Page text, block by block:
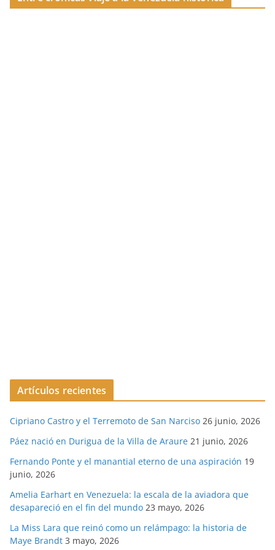
Artículos recientes
Cipriano Castro y el Terremoto de San Narciso 26 junio, 2026
Páez nació en Durigua de la Villa de Araure 21 junio, 2026
Fernando Ponte y el manantial eterno de una aspiración 19
junio, 2026
Amelia Earhart en Venezuela: la escala de la aviadora que
desapareció en el fin del mundo 23 mayo, 2026
La Miss Lara que reinó como un relámpago: la historia de
Maye Brandt 3 mayo, 2026